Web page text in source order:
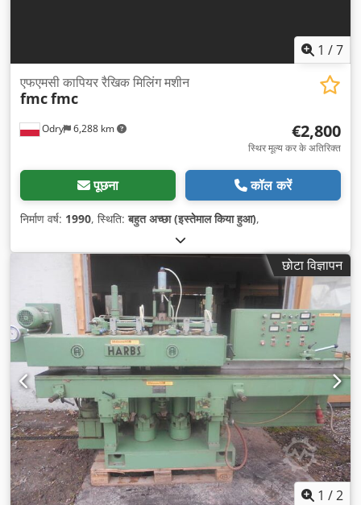
1 /7
Odry 6,288 km
एफएमसी कापियर रैखिक मिलिंग मशीन
fmcfmc
€2,800
स्थिर मूल्य कर के अतिरिक्त
पूछना कॉल करें
निर्माण वर्ष: 1990, स्थिति:बहुत अच्छा (इस्तेमाल किया हुआ),
छोटा विज्ञापन
1 /2